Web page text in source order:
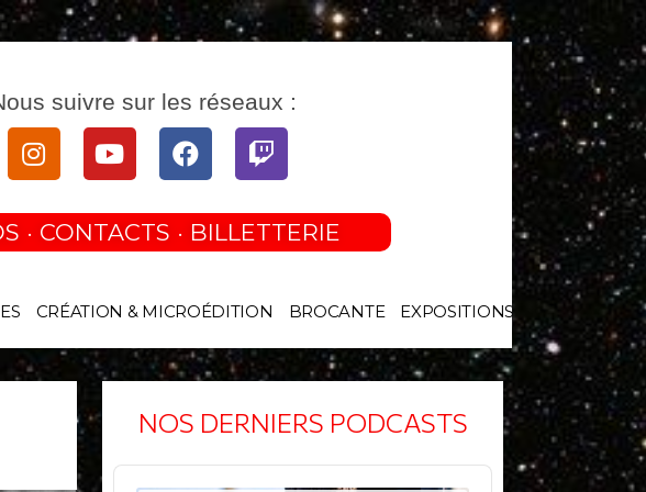
suivre sur les réseaux :
InstagramYoutubeFacebookTwitch
· CONTACTS · BILLETTERIE
CRÉATION & MICROÉDITION BROCANTE EXPOSITIONS
NOS DERNIERS PODCASTS
Audio